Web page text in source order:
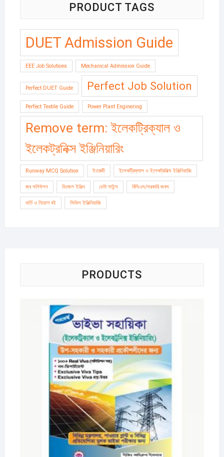
PRODUCT TAGS
DUET Admission Guide
EEE Job Solutions Mechanical Admission Guide
Perfect DUET Guide Perfect Job Solution
Perfect Textile Guide Power Plant Enginering
Remove term: ইলেকট্রিক্যাল ও
ইলেকট্রনিক্স ইঞ্জিনিয়ারিং
Runway MCQ Solution ইংরেজী ইলেকট্রিক্যাল ও ইলেকট্রনিক্স ইঞ্জিনিয়ারিং
জব সলিউশন ডিজেল ইঞ্জিন ডেটা সাইন্স বিসিএস/সরকারি জবস
ভর্তি ও নিয়োগ বই সিভিল ইঞ্জিনিয়ারিং
PRODUCTS